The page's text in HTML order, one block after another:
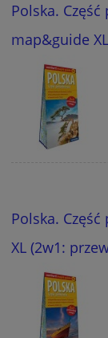
Polska.
map&guide
Polska.
XL (2w1: